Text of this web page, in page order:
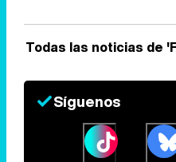
Todas las noticias de
Síguenos